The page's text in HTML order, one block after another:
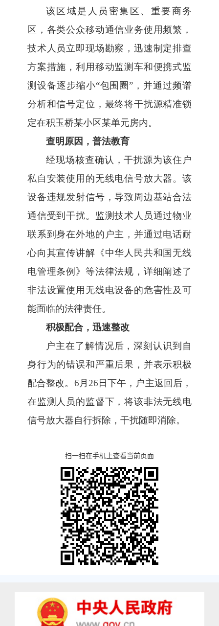
该区域是人员密集区、重要商务
区，各类公众移动通信业务使用频繁，
技术人员立即现场勘察，迅速制定排查
方案措施，利用移动监测车和便携式监
测设备逐步缩小“包围圈”，并通过频谱
分析和信号定位，最终将干扰源精准锁
定在积玉桥某小区某单元房内。
查明原因，普法教育
经现场核查确认，干扰源为该住户
私自安装使用的无线电信号放大器。该
设备违规发射信号，导致周边基站合法
通信受到干扰。监测技术人员通过物业
联系到身在外地的户主，并通过电话耐
心向其宣传讲解《中华人民共和国无线
电管理条例》等法律法规，详细阐述了
非法设置使用无线电设备的危害性及可
能面临的法律责任。
积极配合，迅速整改
户主在了解情况后，深刻认识到自
身行为的错误和严重后果，并表示积极
配合整改。 6月 26 日下午，户主返回后，
在监测人员的监督下，将该非法无线电
信号放大器自行拆除，干扰随即消除。
扫一扫在手机上查看当前页面